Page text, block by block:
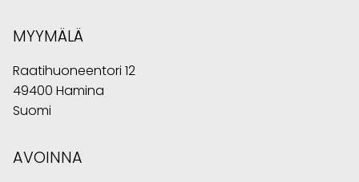
MYYMÄLÄ
Raatihuoneentori 12
49400 Hamina
Suomi
AVOINNA